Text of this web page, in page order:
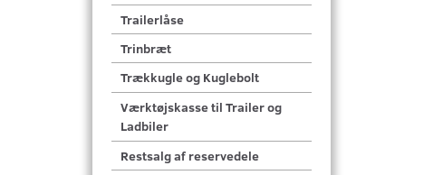
Trailerlåse
Trinbræt
Trækkugle og Kuglebolt
Værktøjskasse til Trailer og
Ladbiler
Restsalg af reservedele